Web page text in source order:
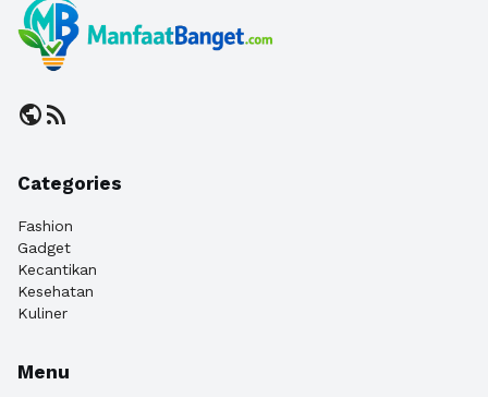
publicrss_feed
Categories
Fashion
Gadget
Kecantikan
Kesehatan
Kuliner
Menu